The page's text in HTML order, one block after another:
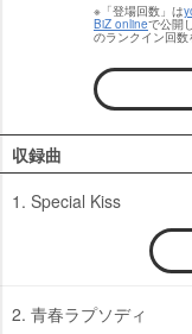
※「登場回数」は
BiZ onlineで公開
のランクイン回数
収録曲
1. Special Kiss
2. 青春ラプソディ